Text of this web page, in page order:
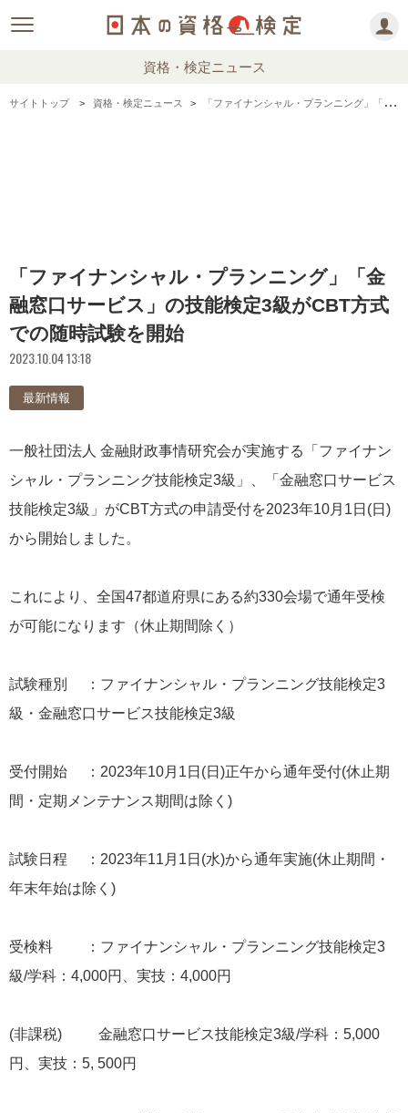
資格・検定ニュース
サイトトップ 資格・検定ニュース 「ファイナンシャル・プランニング」「金融窓口サービス」の技能検定3級がCBT方式での随時試験を開始
「ファイナンシャル・プランニング」「金
融窓口サービス」の技能検定3級がCBT方式
での随時試験を開始
2023.10.04 13:18
最新情報
一般社団法人 金融財政事情研究会が実施する「ファイナン
シャル・プランニング技能検定3級」、「金融窓口サービス
技能検定3級」がCBT方式の申請受付を2023年10月1日(日)
から開始しました。
これにより、全国47都道府県にある約330会場で通年受検
が可能になります（休止期間除く）
試験種別 ：ファイナンシャル・プランニング技能検定3
級・金融窓口サービス技能検定3級
受付開始 ：2023年10月1日(日)正午から通年受付(休止期
間・定期メンテナンス期間は除く)
試験日程 ：2023年11月1日(水)から通年実施(休止期間・
年末年始は除く)
受検料 ：ファイナンシャル・プランニング技能検定3
級/学科：4,000円、実技：4,000円
(非課税) 金融窓口サービス技能検定3級/学科：5,000
円、実技：5, 500円